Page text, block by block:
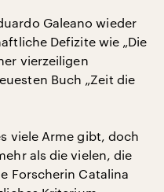
Galeano wieder
Defizite wie „Die
vierzeiligen
Buch „Zeit die
viele Arme gibt, doch
als die vielen, die
Forscherin Catalina